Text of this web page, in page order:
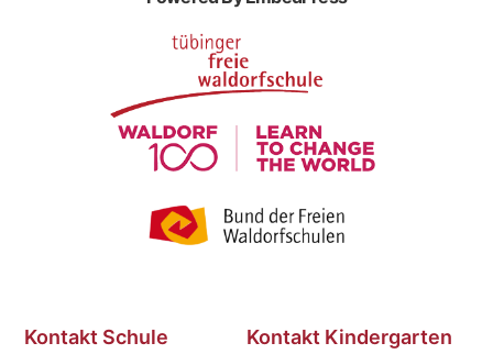
Kontakt Schule Kontakt Kindergarten